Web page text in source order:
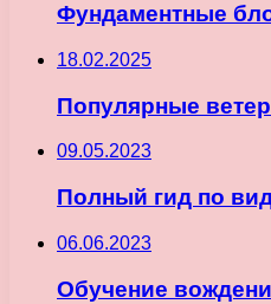
Фундаментные
18.02.2025
Популярные
09.05.2023
Полный гид по
06.06.2023
Обучение